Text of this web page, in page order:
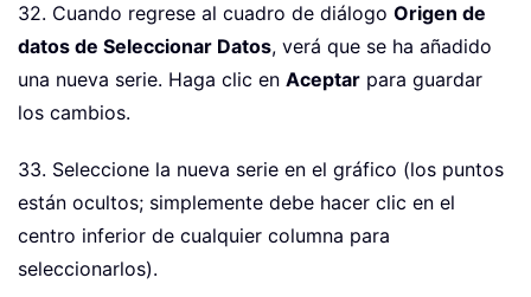
32. Cuando regrese al cuadro de diálogo Origen de
datos de Seleccionar Datos, verá que se ha añadido
una nueva serie. Haga clic en Aceptar para guardar
los cambios.
33. Seleccione la nueva serie en el gráfico (los puntos
están ocultos; simplemente debe hacer clic en el
centro inferior de cualquier columna para
seleccionarlos).